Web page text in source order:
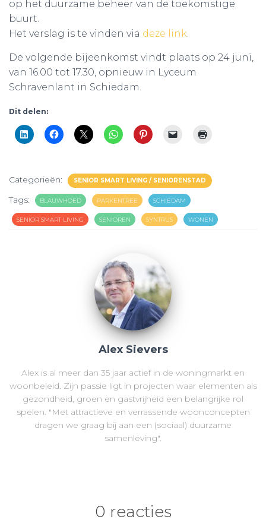
op het duurzame beheer van de toekomstige
buurt.
Het verslag is te vinden via deze link.
De volgende bijeenkomst vindt plaats op 24 juni,
van 16.00 tot 17.30, opnieuw in Lyceum
Schravenlant in Schiedam.
Dit delen:
Categorieën: SENIOR SMART LIVING / SENIORENSTAD
Tags: BLAUWHOED PARKENTREE SCHIEDAM
SENIOR SMART LIVING SENIOREN SYNTRUS WONEN
Alex Sievers
Alex is al meer dan 35 jaar actief in de woningmarkt en
woonbeleid. Zijn passie ligt in projecten waar elementen als
gezondheid, groen en gastvrijheid een belangrijke rol
spelen. "Met attractieve en verrassende woonconcepten
dragen we graag bij aan een (sociaal) duurzame
samenleving".
0 reacties